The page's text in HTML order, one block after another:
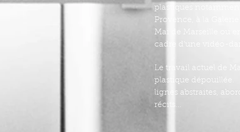
plastiques notamment
Provence, à la
Mai de Marseille ou
cadre d’une vidéo-
Le travail actuel de
plastique dépouillée.
lignes abstraites,
récits...